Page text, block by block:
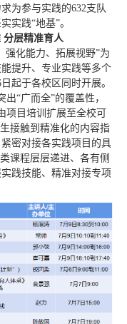
为参与实践的632支队
实践“地基”。
分层精准育人
强化能力、拓展视野”为
提升、专业实践等多个
起于各校区同时开展。
“广而全”的覆盖性，
目培训扩展至全校可
接触到精准化的内容指
密对接各实践项目的具
课程层层递进、各有侧
践技能、精准对接专项